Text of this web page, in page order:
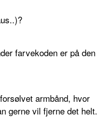
farvekoden er på den
armbånd, hvor
gerne vil fjerne det helt.